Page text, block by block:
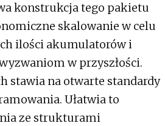
konstrukcja tego pakietu
skalowanie w celu
ilości akumulatorów i
w przyszłości.
stawia na otwarte standardy
Ułatwia to
ze strukturami